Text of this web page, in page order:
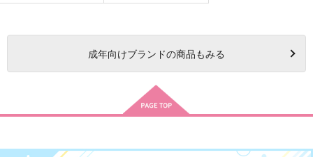
成年向けブランドの商品もみる